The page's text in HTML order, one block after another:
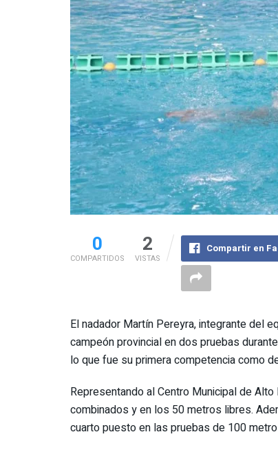
0
COMPARTIDOS
2
VISTAS
Compartir en
El nadador Martín Pereyra, integrante del
campeón provincial en dos pruebas
lo que fue su primera competencia como
Representando al Centro Municipal de
combinados y en los 50 metros libres.
cuarto puesto en las pruebas de 100